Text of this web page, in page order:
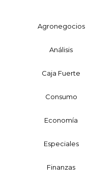
Agronegocios
Análisis
Caja Fuerte
Consumo
Economía
Especiales
Finanzas